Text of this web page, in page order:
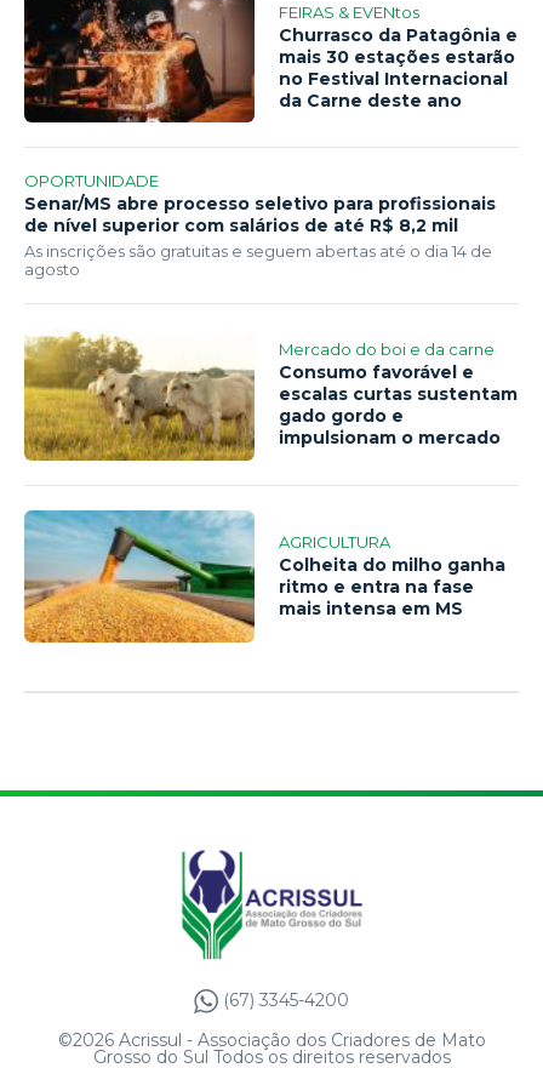
FEIRAS & EVENtos
Churrasco da Patagônia e
mais 30 estações estarão
no Festival Internacional
da Carne deste ano
OPORTUNIDADE
Senar/MS abre processo seletivo para profissionais
de nível superior com salários de até R$ 8,2 mil
As inscrições são gratuitas e seguem abertas até o dia 14 de
agosto
Mercado do boi e da carne
Consumo favorável e
escalas curtas sustentam
gado gordo e
impulsionam o mercado
AGRICULTURA
Colheita do milho ganha
ritmo e entra na fase
mais intensa em MS
(67) 3345-4200
©2026 Acrissul - Associação dos Criadores de Mato
Grosso do Sul Todos os direitos reservados